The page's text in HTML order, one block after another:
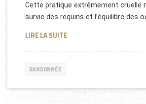
Cette pratique extrêmement cruelle
survie des requins et l’équilibre des
LIRE LA SUITELUTTER CONTRE LA
RANDONNÉE